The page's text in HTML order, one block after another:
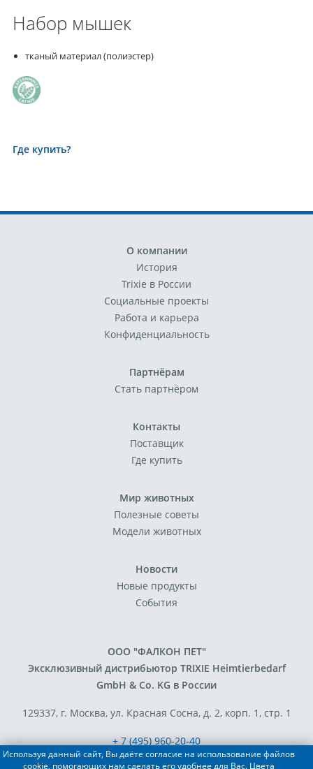
Набор мышек
тканый материал (полиэстер)
Где купить?
О компании
История
Trixie в России
Социальные проекты
Работа и карьера
Конфиденциальность
Партнёрам
Стать партнёром
Контакты
Поставщик
Где купить
Мир животных
Полезные советы
Модели животных
Новости
Новые продукты
События
ООО "ФАЛКОН ПЕТ"
Эксклюзивный дистрибьютор TRIXIE Heimtierbedarf
GmbH & Co. KG в России
129337, г. Москва, ул. Красная Сосна, д. 2, корп. 1, стр. 1
+ 7 (495) 960-20-40
+ 7 (495) 122-25-18
Используя данный сайт, Вы даёте согласие на использование файлов
cookie, помогающих нам сделать его удобнее для Вас. Цвета